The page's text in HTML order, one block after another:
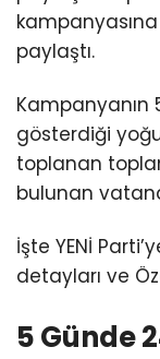
paylaştı.
Kampanyanın
gösterdiği
toplanan
bulunan
İşte YENİ
detayları ve
5 Günde